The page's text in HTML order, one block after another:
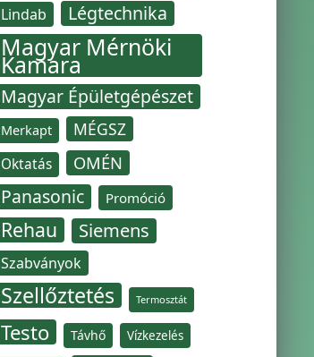
Lindab Légtechnika
Magyar Mérnöki
Kamara
Magyar Épületgépészet
Merkapt MÉGSZ
Oktatás OMÉN
Panasonic Promóció
Rehau Siemens
Szabványok
Szellőztetés Termosztát
Testo Távhő Vízkezelés